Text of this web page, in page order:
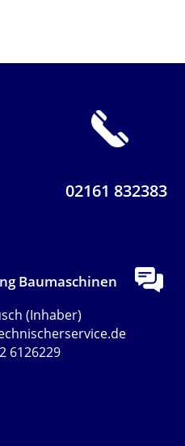
02161 832383
Baumaschinen
(Inhaber)
6126229